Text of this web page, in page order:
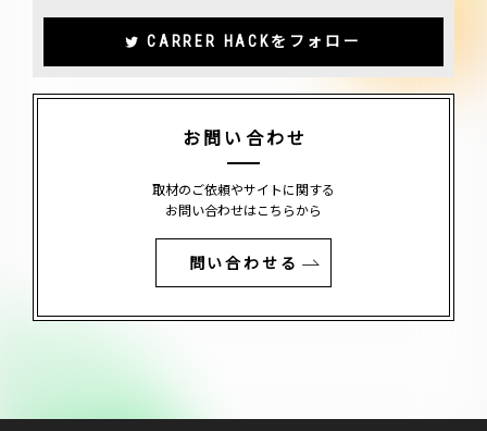
CARRER HACKをフォロー
お問い合わせ
取材のご依頼やサイトに関する
お問い合わせはこちらから
問い合わせる